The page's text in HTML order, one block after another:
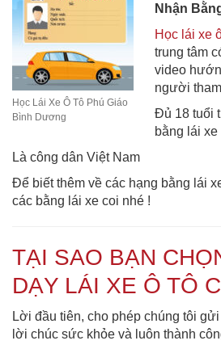
Học Lái Xe Ô Tô Phú Giáo
Bình Dương
Nhận
Học lái xe
trung tâm
video
người
Đủ 18 tuổi
bằng lái
Là công dân Việt Nam
Để biết thêm về các hạng bằng lái
các bằng lái xe coi nhé !
TẠI SAO BẠN
DẠY LÁI XE Ô TÔ
Lời đầu tiên, cho phép chúng tôi
lời chúc sức khỏe và luôn thành